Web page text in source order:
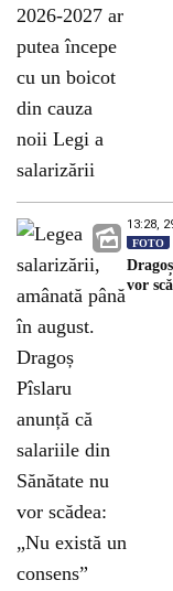
13:28,
FOTO
vor